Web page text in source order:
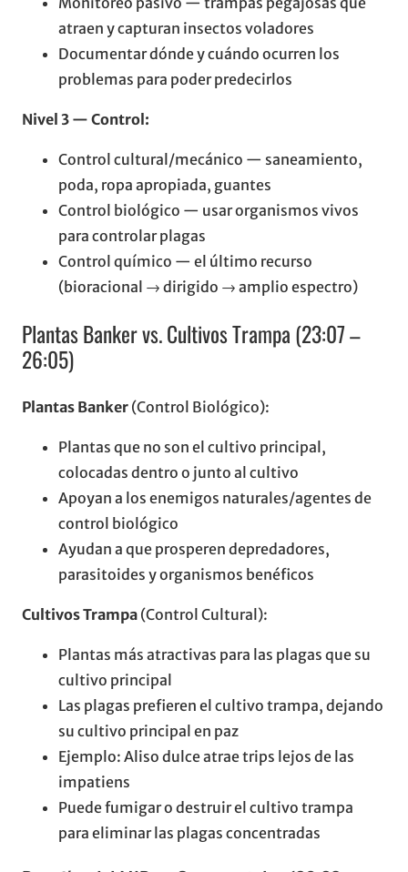
atraen y capturan insectos voladores
Documentar dónde y cuándo ocurren los
problemas para poder predecirlos
Nivel 3 — Control:
Control cultural/mecánico — saneamiento,
poda, ropa apropiada, guantes
Control biológico — usar organismos vivos
para controlar plagas
Control químico — el último recurso
(bioracional → dirigido → amplio espectro)
Plantas Banker vs. Cultivos Trampa (23:07 –
26:05)
Plantas Banker (Control Biológico):
Plantas que no son el cultivo principal,
colocadas dentro o junto al cultivo
Apoyan a los enemigos naturales/agentes de
control biológico
Ayudan a que prosperen depredadores,
parasitoides y organismos benéficos
Cultivos Trampa (Control Cultural):
Plantas más atractivas para las plagas que su
cultivo principal
Las plagas prefieren el cultivo trampa, dejando
su cultivo principal en paz
Ejemplo: Aliso dulce atrae trips lejos de las
impatiens
Puede fumigar o destruir el cultivo trampa
para eliminar las plagas concentradas